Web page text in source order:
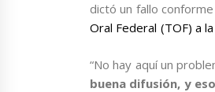
dictó un fallo
Oral Federal (TOF) a
“No hay aquí un
buena difusión, y